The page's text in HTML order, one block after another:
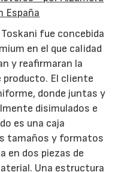
España
fue concebida
en el que calidad
y reafirmaran la
producto. El cliente
donde juntas y
disimulados e
es una caja
tamaños y formatos
en dos piezas de
Una estructura